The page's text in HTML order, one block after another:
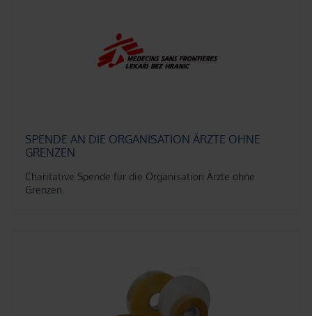
SPENDE AN DIE ORGANISATION ÄRZTE OHNE
GRENZEN
Charitative Spende für die Organisation Ärzte ohne
Grenzen.